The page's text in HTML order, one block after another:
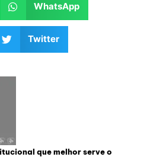
WhatsApp
Twitter
que melhor serve o